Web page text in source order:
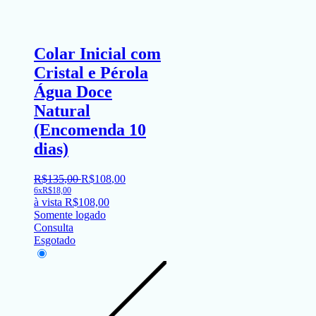
Colar Inicial com
Cristal e Pérola
Água Doce
Natural
(Encomenda 10
dias)
R$135,00 R$108,00
6xR$18,00
à vista R$108,00
Somente logado
Consulta
Esgotado